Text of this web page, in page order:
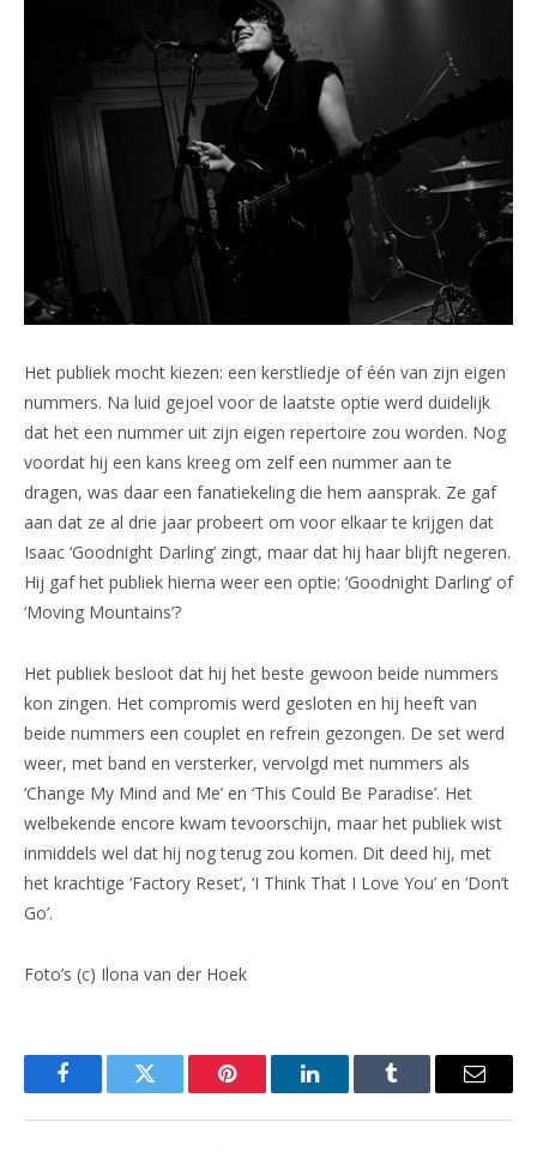
Het publiek mocht kiezen: een kerstliedje of één van zijn eigen
nummers. Na luid gejoel voor de laatste optie werd duidelijk
dat het een nummer uit zijn eigen repertoire zou worden. Nog
voordat hij een kans kreeg om zelf een nummer aan te
dragen, was daar een fanatiekeling die hem aansprak. Ze gaf
aan dat ze al drie jaar probeert om voor elkaar te krijgen dat
Isaac ‘Goodnight Darling’ zingt, maar dat hij haar blijft negeren.
Hij gaf het publiek hierna weer een optie: ‘Goodnight Darling’ of
‘Moving Mountains’?
Het publiek besloot dat hij het beste gewoon beide nummers
kon zingen. Het compromis werd gesloten en hij heeft van
beide nummers een couplet en refrein gezongen. De set werd
weer, met band en versterker, vervolgd met nummers als
‘Change My Mind and Me’ en ‘This Could Be Paradise’. Het
welbekende encore kwam tevoorschijn, maar het publiek wist
inmiddels wel dat hij nog terug zou komen. Dit deed hij, met
het krachtige ‘Factory Reset’, ‘I Think That I Love You’ en ‘Don’t
Go’.
Foto’s (c) Ilona van der Hoek
FacebookTwitter Pinterest LinkedInTumblr Email